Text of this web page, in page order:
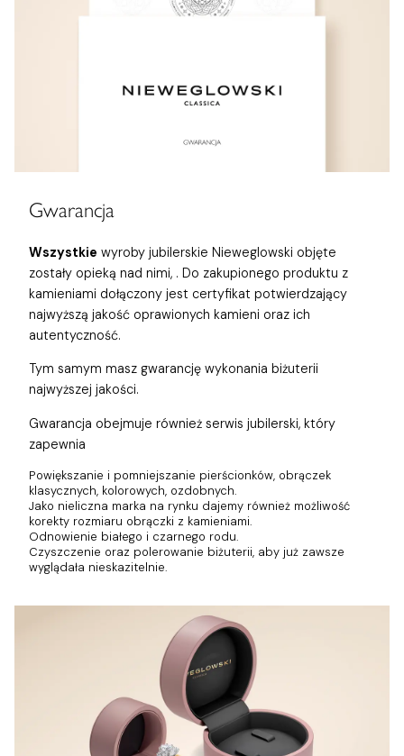
Gwarancja
Wszystkie wyroby jubilerskie Nieweglowski objęte
zostały opieką nad nimi, . Do zakupionego produktu z
kamieniami dołączony jest certyfikat potwierdzający
najwyższą jakość oprawionych kamieni oraz ich
autentyczność.
Tym samym masz gwarancję wykonania biżuterii
najwyższej jakości.
Gwarancja obejmuje również serwis jubilerski, który
zapewnia
Powiększanie i pomniejszanie pierścionków, obrączek
klasycznych, kolorowych, ozdobnych.
Jako nieliczna marka na rynku dajemy również możliwość
korekty rozmiaru obrączki z kamieniami.
Odnowienie białego i czarnego rodu.
Czyszczenie oraz polerowanie biżuterii, aby już zawsze
wyglądała nieskazitelnie.